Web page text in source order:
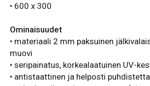
• 600 x 300
Ominaisuudet
• materiaali 2 mm paksuinen
muovi
• seripainatus, korkealaatuinen UV-
• antistaattinen ja helposti